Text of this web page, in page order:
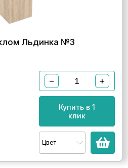
Льдинка №3
− +
Купить в 1
клик
Цвет